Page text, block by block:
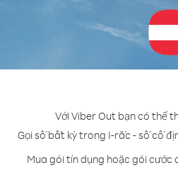
Với Viber Out bạn có thể
Gọi số bất kỳ trong I-rắc - số cố
Mua gói tín dụng hoặc gói